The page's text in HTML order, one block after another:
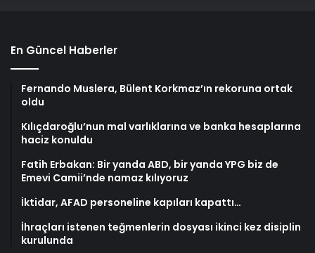
En Güncel Haberler
Fernando Muslera, Bülent Korkmaz’ın rekoruna ortak
oldu
Kılıçdaroğlu’nun mal varlıklarına ve banka hesaplarına
haciz konuldu
Fatih Erbakan: Bir yanda ABD, bir yanda YPG biz de
Emevi Camii’nde namaz kılıyoruz
İktidar, AFAD personeline kapıları kapattı…
İhraçları istenen teğmenlerin dosyası ikinci kez disiplin
kurulunda